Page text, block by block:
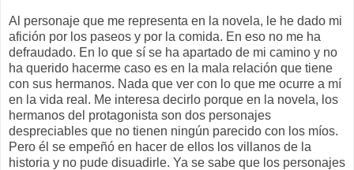
Al personaje que me representa en la novela, le he dado mi
afición por los paseos y por la comida. En eso no me ha
defraudado. En lo que sí se ha apartado de mi camino y no
ha querido hacerme caso es en la mala relación que tiene
con sus hermanos. Nada que ver con lo que me ocurre a mí
en la vida real. Me interesa decirlo porque en la novela, los
hermanos del protagonista son dos personajes
despreciables que no tienen ningún parecido con los míos.
Pero él se empeñó en hacer de ellos los villanos de la
historia y no pude disuadirle. Ya se sabe que los personajes